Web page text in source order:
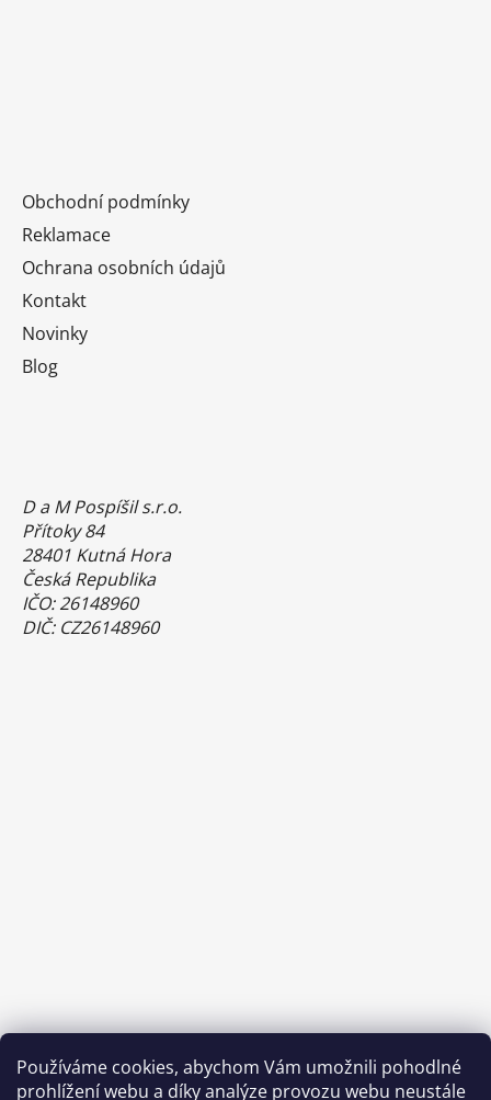
Používáme cookies, abychom Vám umožnili pohodlné
prohlížení webu a díky analýze provozu webu neustále
Obchodní podmínky
Reklamace
Ochrana osobních údajů
Kontakt
Novinky
Blog
D a M Pospíšil s.r.o.
Přítoky 84
28401 Kutná Hora
Česká Republika
IČO: 26148960
DIČ: CZ26148960